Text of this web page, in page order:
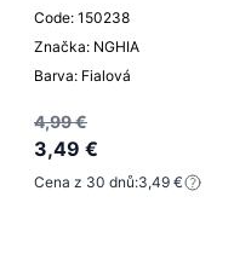
Code: 150238
Značka: NGHIA
Barva: Fialová
4,99 €
3,49 €
Cena z 30 dnů:3,49 €